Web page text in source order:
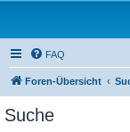
FAQ
Foren-Übersicht
Suche